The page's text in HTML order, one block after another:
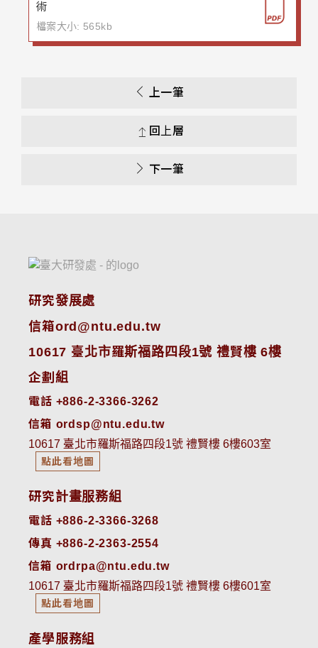
術
檔案大小: 565kb
上一筆
回上層
下一筆
研究發展處
信箱ord@ntu.edu.tw
10617 臺北市羅斯福路四段1號 禮賢樓 6樓
企劃組
電話 +886-2-3366-3262
信箱 ordsp@ntu.edu.tw
10617 臺北市羅斯福路四段1號 禮賢樓 6樓603室
點此看地圖
研究計畫服務組
電話 +886-2-3366-3268
傳真 +886-2-2363-2554
信箱 ordrpa@ntu.edu.tw
10617 臺北市羅斯福路四段1號 禮賢樓 6樓601室
點此看地圖
產學服務組